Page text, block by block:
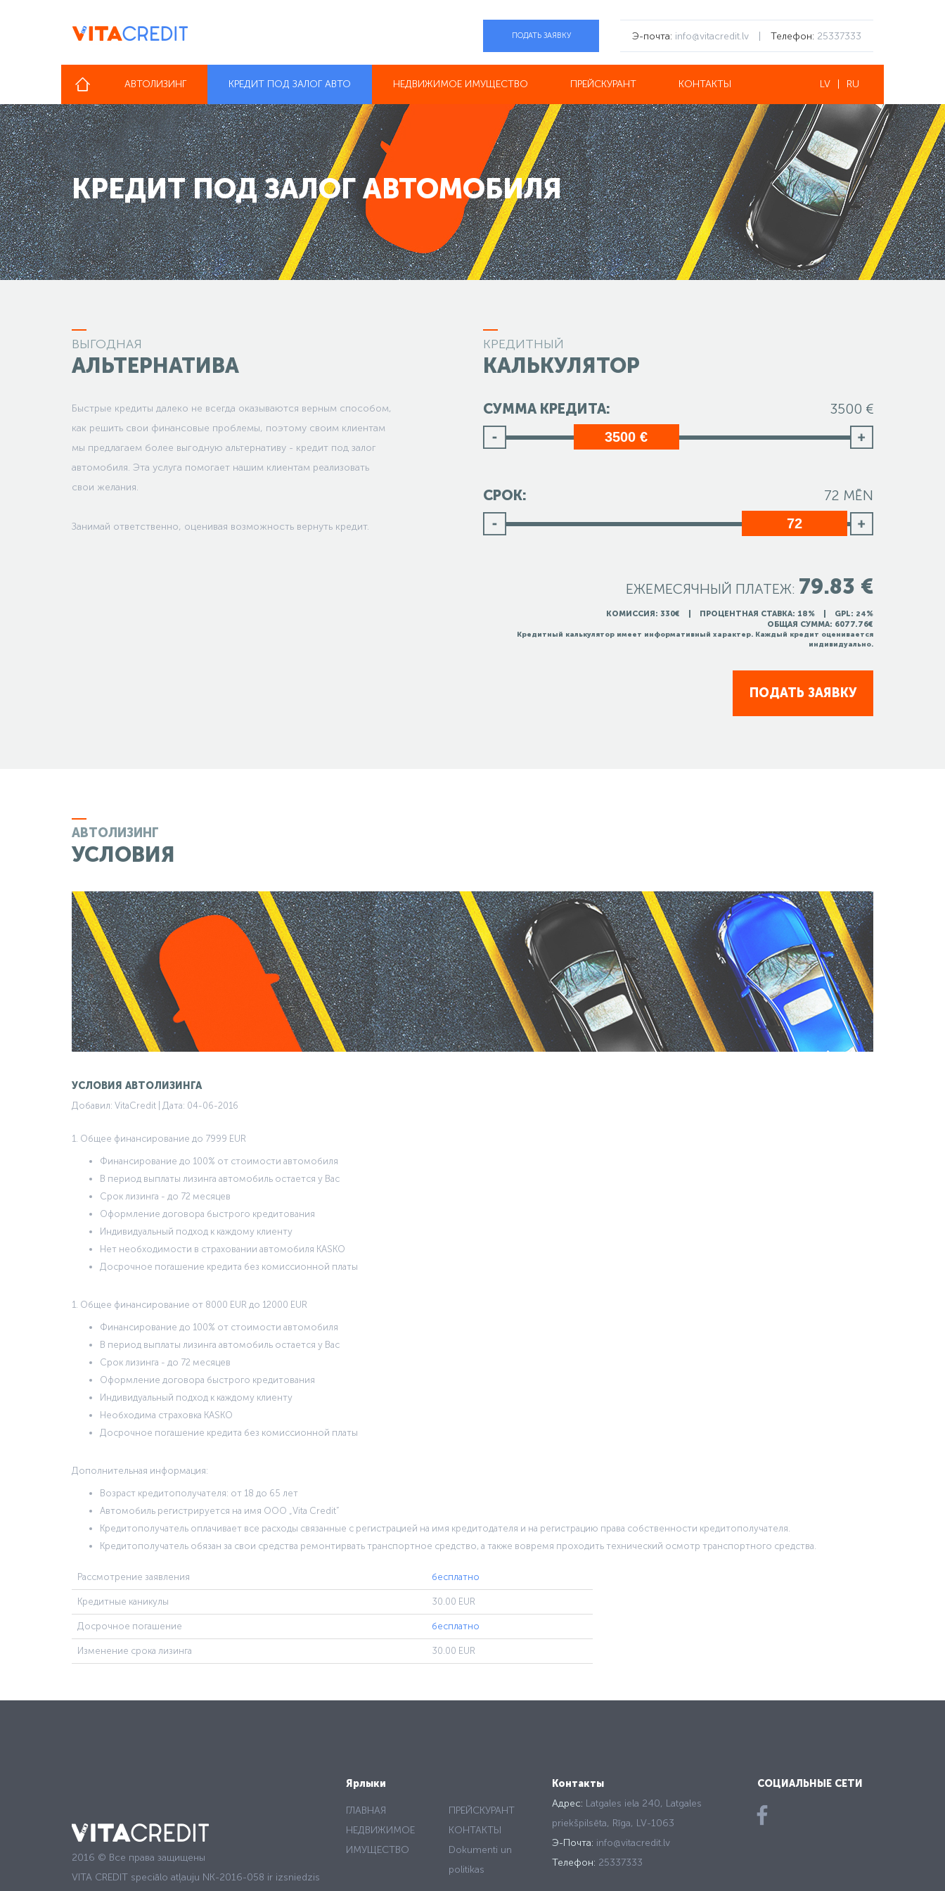
ПОДАТЬ ЗАЯВКУ Э-почта: info@vitacredit.lv Телефон: 25337333
АВТОЛИЗИНГ КРЕДИТ ПОД ЗАЛОГ АВТО НЕДВИЖИМОЕ ИМУЩЕСТВО ПРЕЙСКУРАНТ КОНТАКТЫ LV RU
КРЕДИТ ПОД ЗАЛОГ АВТОМОБИЛЯ
ВЫГОДНАЯ
АЛЬТЕРНАТИВА
Быстрые кредиты далеко не всегда оказываются верным способом,
как решить свои финансовые проблемы, поэтому своим клиентам
мы предлагаем более выгодную альтернативу - кредит под залог
автомобиля. Эта услуга помогает нашим клиентам реализовать
свои желания.
Занимай ответственно, оценивая возможность вернуть кредит.
КРЕДИТНЫЙ
КАЛЬКУЛЯТОР
СУММА КРЕДИТА: 3500 €
3500 €
СРОК: 72 MĒN
72
ЕЖЕМЕСЯЧНЫЙ ПЛАТЕЖ: 79.83 €
КОМИССИЯ: 330€ | ПРОЦЕНТНАЯ СТАВКА: 18% | GPL: 24%
ОБЩАЯ СУММА: 6077.76€
Кредитный калькулятор имеет информативный характер. Каждый кредит оценивается
индивидуально.
ПОДАТЬ ЗАЯВКУ
АВТОЛИЗИНГ
УСЛОВИЯ
УСЛОВИЯ АВТОЛИЗИНГА
Добавил: VitaCredit | Дата: 04-06-2016
1. Общее финансирование до 7999 EUR
Финансирование до 100% от стоимости автомобиля
В период выплаты лизинга автомобиль остается у Вас
Срок лизинга - до 72 месяцев
Оформление договора быстрого кредитования
Индивидуальный подход к каждому клиенту
Нет необходимости в страховании автомобиля KASKO
Досрочное погашение кредита без комиссионной платы
1. Общее финансирование от 8000 EUR до 12000 EUR
Финансирование до 100% от стоимости автомобиля
В период выплаты лизинга автомобиль остается у Вас
Срок лизинга - до 72 месяцев
Оформление договора быстрого кредитования
Индивидуальный подход к каждому клиенту
Необходима страховка KASKO
Досрочное погашение кредита без комиссионной платы
Дополнительная информация:
Возраст кредитополучателя: от 18 до 65 лет
Автомобиль регистрируется на имя ООО „Vita Credit”
Кредитополучатель оплачивает все расходы связанные с регистрацией на имя кредитодателя и на регистрацию права собственности кредитополучателя.
Кредитополучатель обязан за свои средства ремонтирвать транспортное средство, а также вовремя проходить технический осмотр транспортного средства.
Рассмотрение заявления бесплатно
Кредитные каникулы 30.00 EUR
Досрочное погашение бесплатно
Изменение срока лизинга 30.00 EUR
2016 © Все права защищены
VITA CREDIT speciālo atļauju NK-2016-058 ir izsniedzis
Ярлыки
ГЛАВНАЯ
НЕДВИЖИМОЕ
ИМУЩЕСТВО
ПРЕЙСКУРАНТ
КОНТАКТЫ
Dokumenti un
politikas
Контакты
Адрес: Latgales iela 240, Latgales
priekšpilsēta, Rīga, LV-1063
Э-Почта: info@vitacredit.lv
Телефон: 25337333
СОЦИАЛЬНЫЕ СЕТИ